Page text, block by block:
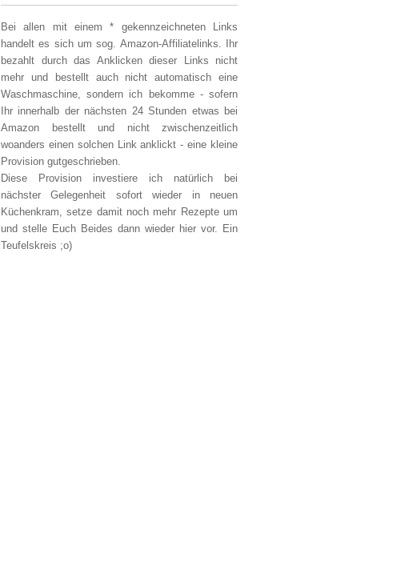
Bei allen mit einem * gekennzeichneten Links
handelt es sich um sog. Amazon-Affiliatelinks. Ihr
bezahlt durch das Anklicken dieser Links nicht
mehr und bestellt auch nicht automatisch eine
Waschmaschine, sondern ich bekomme - sofern
Ihr innerhalb der nächsten 24 Stunden etwas bei
Amazon bestellt und nicht zwischenzeitlich
woanders einen solchen Link anklickt - eine kleine
Provision gutgeschrieben.
Diese Provision investiere ich natürlich bei
nächster Gelegenheit sofort wieder in neuen
Küchenkram, setze damit noch mehr Rezepte um
und stelle Euch Beides dann wieder hier vor. Ein
Teufelskreis ;o)